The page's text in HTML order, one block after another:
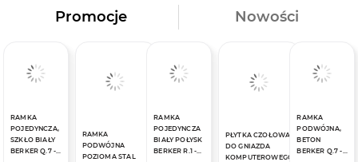
Promocje Nowości
RAMKA
POJEDYNCZA,
SZKŁO BIAŁY
BERKER Q.7 -
RAMKA
PODWÓJNA
POZIOMA STAL
RAMKA
POJEDYNCZA
BIAŁY POŁYSK
BERKER R.1 -
PŁYTKA CZOŁOWA
DO GNIAZDA
KOMPUTEROWEGO
RAMKA
PODWÓJNA,
BETON
BERKER Q.7 -